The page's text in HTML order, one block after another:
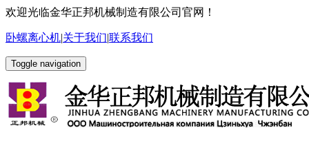
欢迎光临金华正邦机械制造有限公司官网！
卧螺离心机|关于我们|联系我们
Toggle navigation